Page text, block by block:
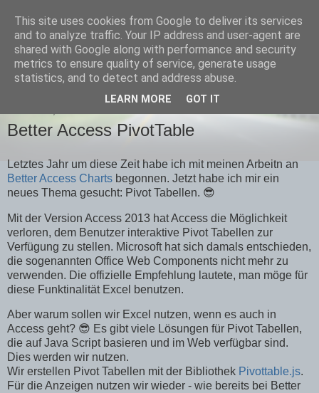
Team-Moeller Blog
Gedanken rund um Microsoft Access
Better Access PivotTable
Letztes Jahr um diese Zeit habe ich mit meinen Arbeitn an
Better Access Charts begonnen. Jetzt habe ich mir ein
neues Thema gesucht: Pivot Tabellen. 😎
Mit der Version Access 2013 hat Access die Möglichkeit
verloren, dem Benutzer interaktive Pivot Tabellen zur
Verfügung zu stellen. Microsoft hat sich damals entschieden,
die sogenannten Office Web Components nicht mehr zu
verwenden. Die offizielle Empfehlung lautete, man möge für
diese Funktinalität Excel benutzen.
Aber warum sollen wir Excel nutzen, wenn es auch in
Access geht? 😎 Es gibt viele Lösungen für Pivot Tabellen,
die auf Java Script basieren und im Web verfügbar sind.
Dies werden wir nutzen.
Wir erstellen Pivot Tabellen mit der Bibliothek Pivottable.js.
Für die Anzeigen nutzen wir wieder - wie bereits bei Better
This site uses cookies from Google to deliver its services
and to analyze traffic. Your IP address and user-agent are
shared with Google along with performance and security
metrics to ensure quality of service, generate usage
statistics, and to detect and address abuse.
LEARN MORE GOT IT